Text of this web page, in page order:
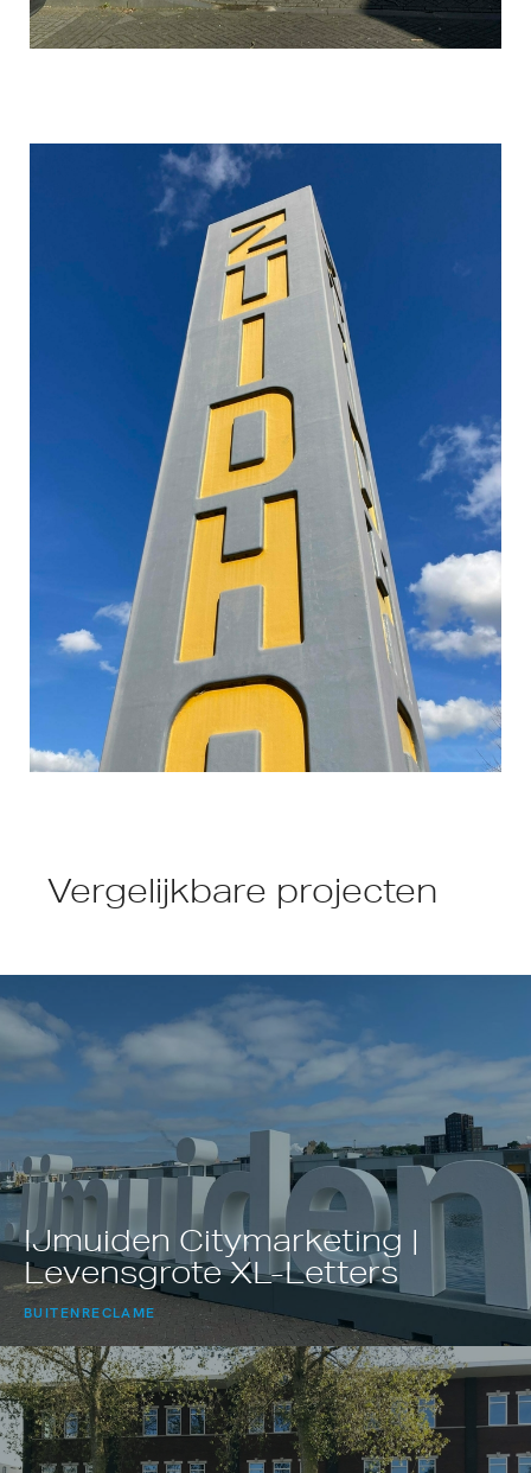
Vergelijkbare projecten
IJmuiden Citymarketing |
Levensgrote XL-Letters
BUITENRECLAME